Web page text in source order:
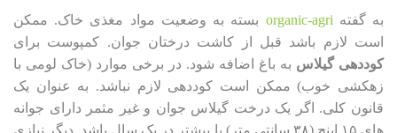
به گفته organic-agri بسته به وضعیت مواد مغذی خاک. ممکن
است لازم باشد قبل از کاشت درختان جوان. کمپوست برای
کوددهی گیلاس به باغ اضافه شود. در برخی موارد (خاک لومی با
زهکشی خوب) ممکن است کوددهی لازم نباشد. به عنوان یک
قانون کلی. اگر یک درخت گیلاس جوان و غیر مثمر دارای جوانه
های ۱۵ اینچ (۳۸ سانتی متر) یا بیشتر در یک سال باشد. دیگر نیازی